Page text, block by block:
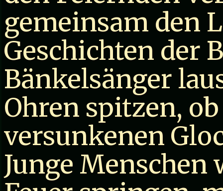
gemeinsam den
Geschichten der
Bänkelsänger
Ohren spitzen,
versunkenen
Junge Menschen